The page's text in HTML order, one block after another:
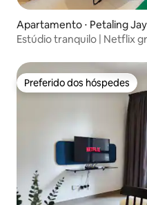
Apartamento ⋅ Petaling
Estúdio tranquilo | Netflix
Preferido dos hóspedes
Preferido dos hóspedes